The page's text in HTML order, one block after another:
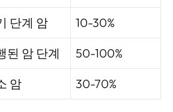
단계 암 10-30%
된 암 단계 50-100%
암 30-70%